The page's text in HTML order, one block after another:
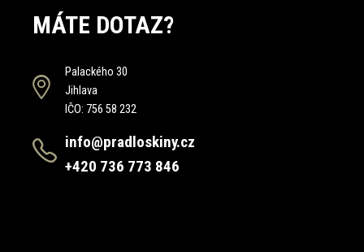
MÁTE DOTAZ?
Palackého 30
Jihlava
IČO: 756 58 232
info@pradloskiny.cz
+420 736 773 846